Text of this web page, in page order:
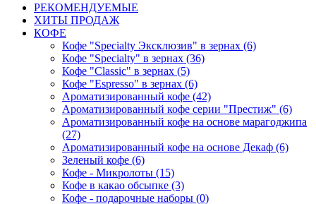
РЕКОМЕНДУЕМЫЕ
ХИТЫ ПРОДАЖ
КОФЕ
Кофе "Specialty Эксклюзив" в зернах (6)
Кофе "Specialty" в зернах (36)
Кофе "Classic" в зернах (5)
Кофе "Espresso" в зернах (6)
Ароматизированный кофе (42)
Ароматизированный кофе серии "Престиж" (6)
Ароматизированный кофе на основе марагоджипа
(27)
Ароматизированный кофе на основе Декаф (6)
Зеленый кофе (6)
Кофе - Микролоты (15)
Кофе в какао обсыпке (3)
Кофе - подарочные наборы (0)